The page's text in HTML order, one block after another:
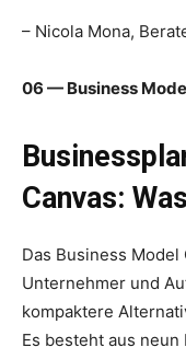
– Nicola Mona,
06 — Business
Canvas:
Das Business
Unternehmer und
kompaktere
Es besteht aus